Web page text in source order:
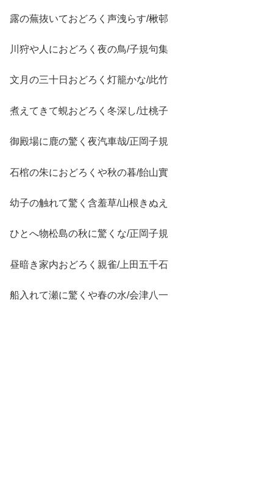
露の蕪抜いておどろく声洩らす/楸邨
川狩や人におどろく夜の鳥/子規句集
文月の三十日おどろく灯籠かな/此竹
煮えてきて蜆おどろく冬深し/辻桃子
御殿場に鹿の驚く夜汽車哉/正岡子規
石棺の朱におどろくや秋の暮/飴山實
幼子の触れて驚く含羞草/山根きぬえ
ひとへ物松島の秋に驚くな/正岡子規
昼暗き家内おどろく親雀/上田五千石
船入れて瀬に驚くや春の水/会津八一